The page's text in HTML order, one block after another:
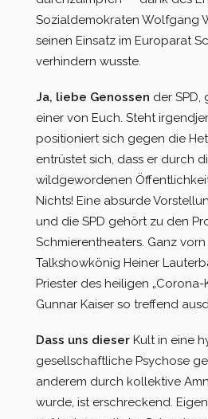
Sozialdemokraten Wolfgang
seinen Einsatz im Europarat
verhindern wusste.
Ja, liebe Genossen der SPD,
einer von Euch. Steht
positioniert sich gegen die
entrüstet sich, dass er durch
wildgewordenen
Nichts! Eine absurde
und die SPD gehört zu den
Schmierentheaters. Ganz
Talkshowkönig Heiner
Priester des heiligen „Corona-
Gunnar Kaiser so treffend
Dass uns dieser Kult in eine
gesellschaftliche Psychose
anderem durch kollektive
wurde, ist erschreckend.